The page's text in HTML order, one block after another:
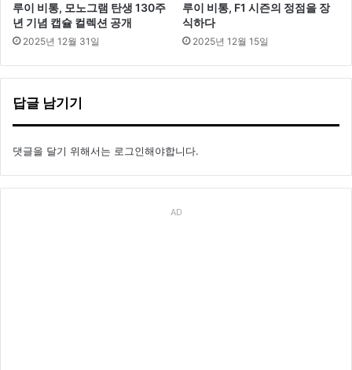
루이 비통, 모노그램 탄생 130주
년 기념 캡슐 컬렉션 공개
2025년 12월 31일
루이 비통, F1 시즌의 정점을 장
식하다
2025년 12월 15일
답글 남기기
댓글을 달기 위해서는 로그인해야합니다.
AD